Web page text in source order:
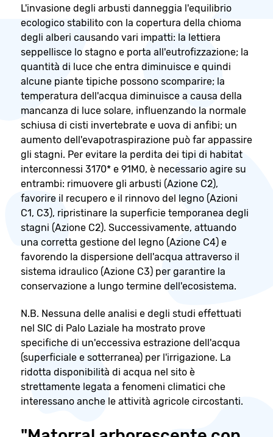
L'invasione degli arbusti danneggia l'equilibrio
ecologico stabilito con la copertura della chioma
degli alberi causando vari impatti: la lettiera
seppellisce lo stagno e porta all'eutrofizzazione; la
quantità di luce che entra diminuisce e quindi
alcune piante tipiche possono scomparire; la
temperatura dell'acqua diminuisce a causa della
mancanza di luce solare, influenzando la normale
schiusa di cisti invertebrate e uova di anfibi; un
aumento dell'evapotraspirazione può far appassire
gli stagni. Per evitare la perdita dei tipi di habitat
interconnessi 3170* e 91M0, è necessario agire su
entrambi: rimuovere gli arbusti (Azione C2),
favorire il recupero e il rinnovo del legno (Azioni
C1, C3), ripristinare la superficie temporanea degli
stagni (Azione C2). Successivamente, attuando
una corretta gestione del legno (Azione C4) e
favorendo la dispersione dell'acqua attraverso il
sistema idraulico (Azione C3) per garantire la
conservazione a lungo termine dell'ecosistema.
N.B. Nessuna delle analisi e degli studi effettuati
nel SIC di Palo Laziale ha mostrato prove
specifiche di un'eccessiva estrazione dell'acqua
(superficiale e sotterranea) per l'irrigazione. La
ridotta disponibilità di acqua nel sito è
strettamente legata a fenomeni climatici che
interessano anche le attività agricole circostanti.